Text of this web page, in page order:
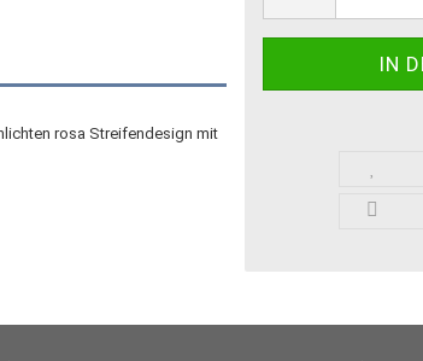
rosa Streifendesign mit